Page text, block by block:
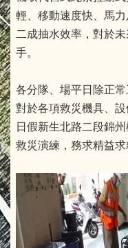
輕、移動速度快、馬
二成抽水效率，對於
手。
各分隊、場平日除正
對於各項救災機具、
日假新生北路二段錦
救災演練，務求精益求